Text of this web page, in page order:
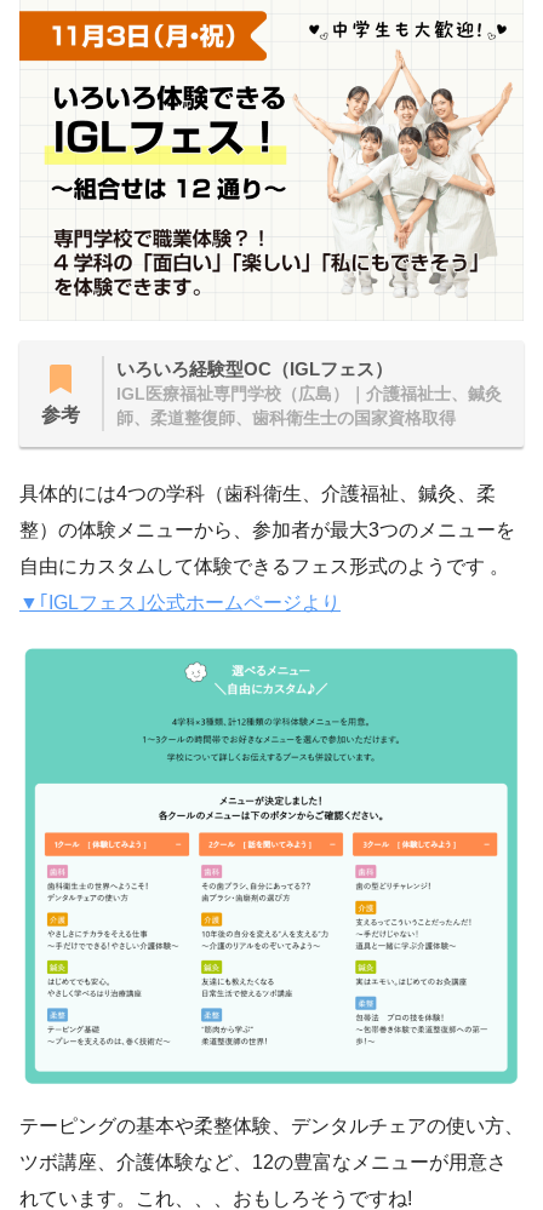
参考
いろいろ経験型OC（IGLフェス）
IGL医療福祉専門学校（広島）｜介護福祉士、鍼灸
師、柔道整復師、歯科衛生士の国家資格取得
具体的には4つの学科（歯科衛生、介護福祉、鍼灸、柔
整）の体験メニューから、参加者が最大3つのメニューを
自由にカスタムして体験できるフェス形式のようです 。
▼｢IGLフェス｣公式ホームページより
テーピングの基本や柔整体験、デンタルチェアの使い方、
ツボ講座、介護体験など、12の豊富なメニューが用意さ
れています。これ、、、おもしろそうですね!